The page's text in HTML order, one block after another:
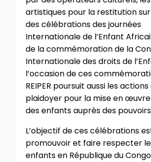
artistiques pour la restitution
des célébrations des journées
Internationale de l’Enfant
de la commémoration de la
Internationale des droits de
l’occasion de ces
REIPER poursuit aussi les
plaidoyer pour la mise en
des enfants auprès des
L’objectif de ces célébrations
promouvoir et faire respecter
enfants en République du